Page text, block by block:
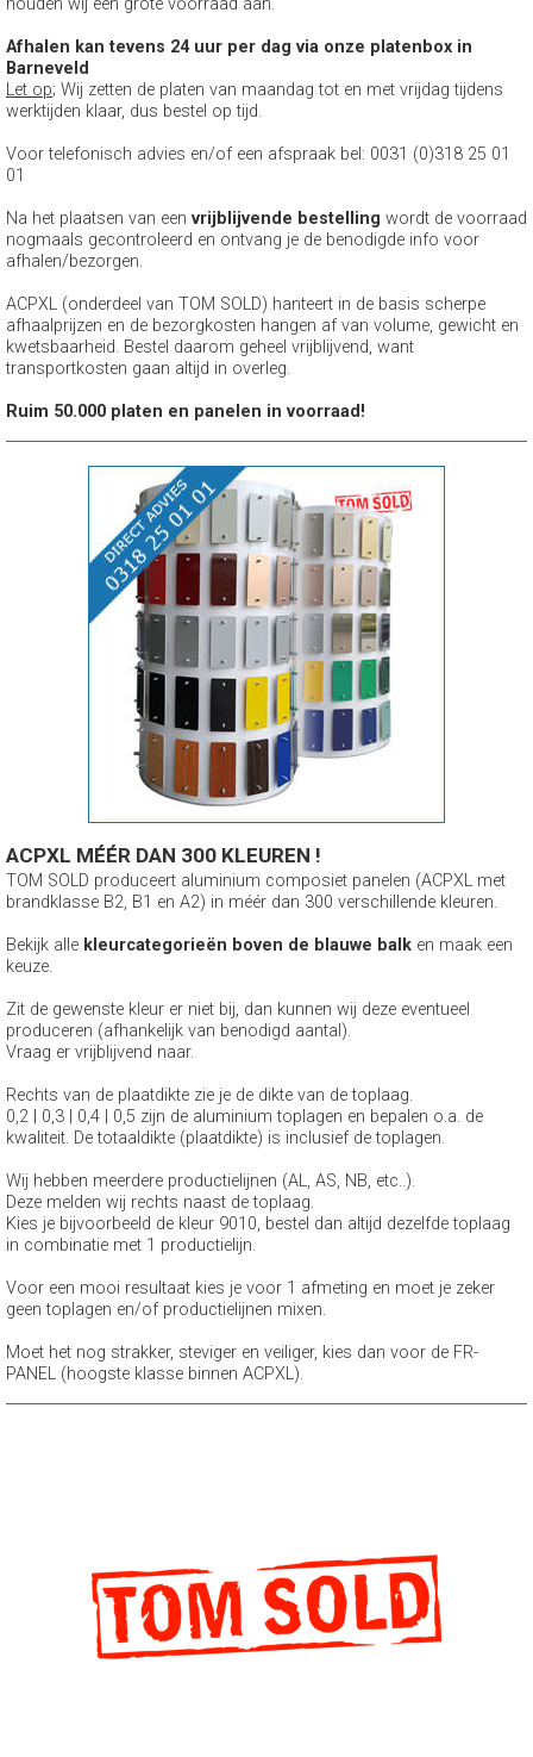
Afhalen kan tevens 24 uur per dag via onze platenbox in
Barneveld
Let op; Wij zetten de platen van maandag tot en met vrijdag tijdens
werktijden klaar, dus bestel op tijd.
Voor telefonisch advies en/of een afspraak bel: 0031 (0)318 25 01
01
Na het plaatsen van een vrijblijvende bestelling wordt de voorraad
nogmaals gecontroleerd en ontvang je de benodigde info voor
afhalen/bezorgen.
ACPXL (onderdeel van TOM SOLD) hanteert in de basis scherpe
afhaalprijzen en de bezorgkosten hangen af van volume, gewicht en
kwetsbaarheid. Bestel daarom geheel vrijblijvend, want
transportkosten gaan altijd in overleg.
Ruim 50.000 platen en panelen in voorraad!
ACPXL MÉÉR DAN 300 KLEUREN !
TOM SOLD produceert aluminium composiet panelen (ACPXL met
brandklasse B2, B1 en A2) in méér dan 300 verschillende kleuren.
Bekijk alle kleurcategorieën boven de blauwe balk en maak een
keuze.
Zit de gewenste kleur er niet bij, dan kunnen wij deze eventueel
produceren (afhankelijk van benodigd aantal).
Vraag er vrijblijvend naar.
Rechts van de plaatdikte zie je de dikte van de toplaag.
0,2 | 0,3 | 0,4 | 0,5 zijn de aluminium toplagen en bepalen o.a. de
kwaliteit. De totaaldikte (plaatdikte) is inclusief de toplagen.
Wij hebben meerdere productielijnen (AL, AS, NB, etc..).
Deze melden wij rechts naast de toplaag.
Kies je bijvoorbeeld de kleur 9010, bestel dan altijd dezelfde toplaag
in combinatie met 1 productielijn.
Voor een mooi resultaat kies je voor 1 afmeting en moet je zeker
geen toplagen en/of productielijnen mixen.
Moet het nog strakker, steviger en veiliger, kies dan voor de FR-
PANEL (hoogste klasse binnen ACPXL).